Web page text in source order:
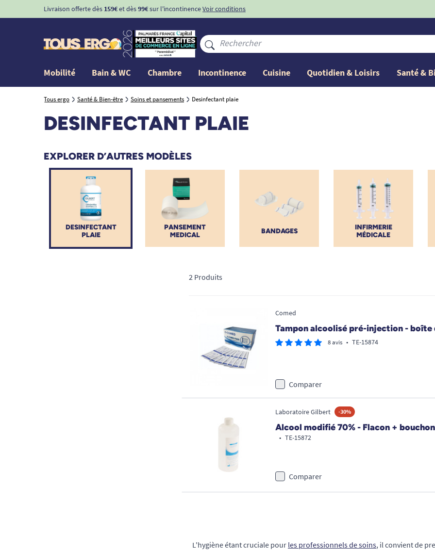
Livraison offerte dès 159€et dès99€sur l'incontinenceVoir conditions
Mobilité Bain & WC Chambre Incontinence Cuisine Quotidien & Loisirs Santé &
Tous ergo Santé & Bien-être Soins et pansements Desinfectant plaie
DESINFECTANT PLAIE
EXPLORER D’AUTRES MODÈLES
PANSEMENT
MEDICAL
BANDAGES
DESINFECTANT
PLAIE
INFIRMERIE
MÉDICALE
2 Produits
Comed
Tampon alcoolisé pré-injection - boîte
8 avis • TE-15874
Comparer
Laboratoire Gilbert -30%
Alcool modifié 70% - Flacon +
• TE-15872
Comparer
L'hygiène étant cruciale pour les professionnels de soins, il convient de